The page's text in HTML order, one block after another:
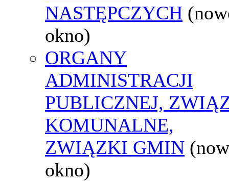
NASTĘPCZYCH
okno)
ORGANY
ADMINISTRACJI
PUBLICZNEJ,
KOMUNALNE,
ZWIĄZKI GMIN
okno)